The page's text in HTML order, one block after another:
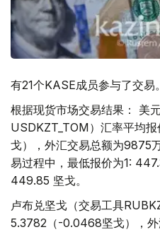
有21个KASE成员参与了交易。
根据现货市场交易结果： 美
USDKZT_TOM）汇率平均
戈），外汇交易总额为9875
易过程中，最低报价为1:
449.85 坚戈。
卢布兑坚戈（交易工具
5.3782（-0.0468坚戈），外